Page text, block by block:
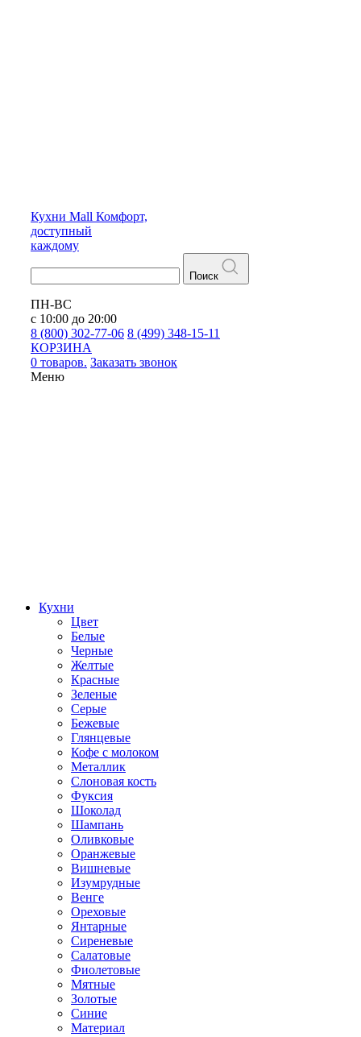
Кухни Mall Комфорт,
доступный
каждому
Поиск
ПН-ВС
с 10:00 до 20:00
8 (800) 302-77-06 8 (499) 348-15-11
КОРЗИНА
0 товаров. Заказать звонок
Меню
Кухни
Цвет
Белые
Черные
Желтые
Красные
Зеленые
Серые
Бежевые
Глянцевые
Кофе с молоком
Металлик
Слоновая кость
Фуксия
Шоколад
Шампань
Оливковые
Оранжевые
Вишневые
Изумрудные
Венге
Ореховые
Янтарные
Сиреневые
Салатовые
Фиолетовые
Мятные
Золотые
Синие
Материал